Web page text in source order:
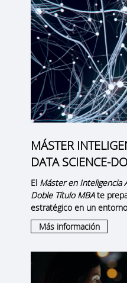
MÁSTER
DATA SCIENCE-
El Máster en Inteligencia
Doble Título MBAte
estratégico en un
Más información